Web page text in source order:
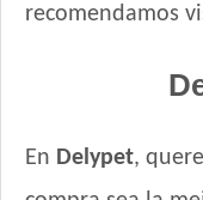
recomendamos
En Delypet,